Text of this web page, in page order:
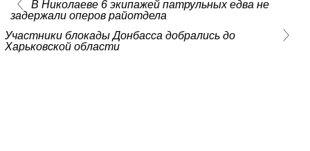
В Николаеве 6 экипажей патрульных едва не
задержали оперов райотдела
Участники блокады Донбасса добрались до
Харьковской области